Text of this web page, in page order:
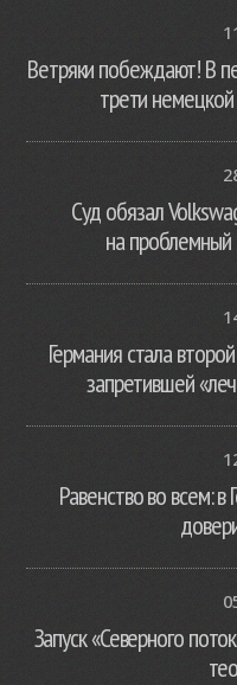
Ветряки побеждают! В
трети немецкой
Суд обязал
на
Германия стала
запретившей
Равенство во всем:
Запуск «Северного